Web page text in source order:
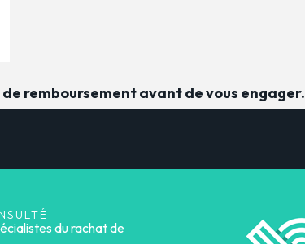
remboursement avant de vous engager.
du rachat de